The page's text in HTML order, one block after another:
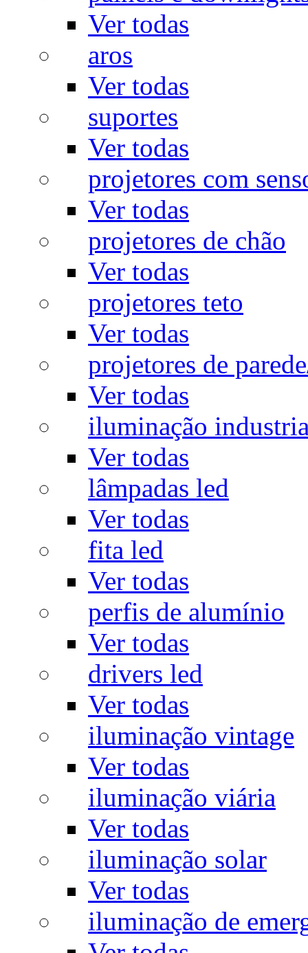
Ver todas
aros
Ver todas
suportes
Ver todas
projetores com
Ver todas
projetores de chão
Ver todas
projetores teto
Ver todas
projetores de
Ver todas
iluminação
Ver todas
lâmpadas led
Ver todas
fita led
Ver todas
perfis de alumínio
Ver todas
drivers led
Ver todas
iluminação vintage
Ver todas
iluminação viária
Ver todas
iluminação solar
Ver todas
iluminação de